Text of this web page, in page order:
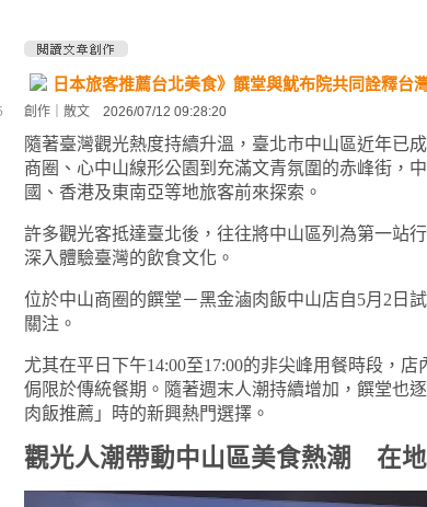
日本旅客推薦台北美食》饌堂與魷布院共同詮釋台
創作 散文 2026/07/12 09:28:20
隨著臺灣觀光熱度持續升溫，臺北市中山區近年已
商圈、心中山線形公園到充滿文青氛圍的赤峰街，
國、香港及東南亞等地旅客前來探索。
許多觀光客抵達臺北後，往往將中山區列為第一站
深入體驗臺灣的飲食文化。
位於中山商圈的饌堂－黑金滷肉飯中山店自5月2日
關注。
尤其在平日下午14:00至17:00的非尖峰用餐時段，
侷限於傳統餐期。隨著週末人潮持續增加，饌堂也
肉飯推薦」時的新興熱門選擇。
觀光人潮帶動中山區美食熱潮 在